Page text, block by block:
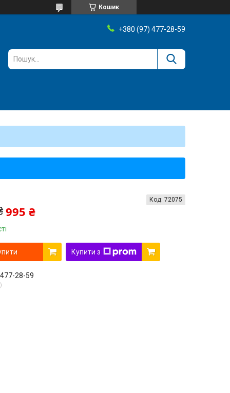
Кошик
+380 (97) 477-28-59
995 ₴
Код: 72075
Купити з
28-59